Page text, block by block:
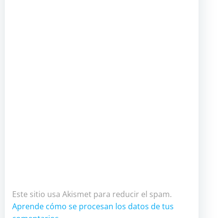
Este sitio usa Akismet para reducir el spam.
Aprende cómo se procesan los datos de tus